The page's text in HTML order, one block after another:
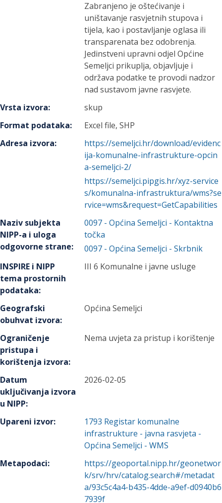
Zabranjeno je oštećivanje i
uništavanje rasvjetnih stupova i
tijela, kao i postavljanje oglasa ili
transparenata bez odobrenja.
Jedinstveni upravni odjel Općine
Semeljci prikuplja, objavljuje i
održava podatke te provodi nadzor
nad sustavom javne rasvjete.
Vrsta izvora:
skup
Format podataka:
Excel file, SHP
Adresa izvora:
https://semeljci.hr/download/evidenc
ija-komunalne-infrastrukture-opcin
a-semeljci-2/
https://semeljci.pipgis.hr/xyz-service
s/komunalna-infrastruktura/wms?se
rvice=wms&request=GetCapabilities
Naziv subjekta
NIPP-a i uloga
odgovorne strane:
0097 -Općina Semeljci - Kontaktna
točka
0097 -Općina Semeljci - Skrbnik
INSPIRE i NIPP
tema prostornih
podataka:
III 6 Komunalne i javne usluge
Geografski
obuhvat izvora:
Općina Semeljci
Ograničenje
pristupa i
korištenja izvora:
Nema uvjeta za pristup i korištenje
Datum
uključivanja izvora
u NIPP:
2026-02-05
Upareni izvor: 1793 Registar komunalne
infrastrukture - javna rasvjeta -
Općina Semeljci - WMS
Metapodaci:
https://geoportal.nipp.hr/geonetwor
k/srv/hrv/catalog.search#/metadat
a/93c5c4a4-b435-4dde-a9ef-d0940b6
7939f